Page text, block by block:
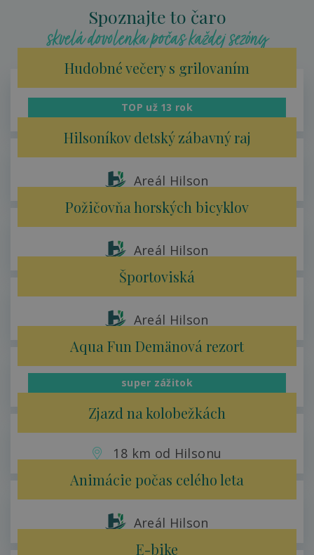
Spoznajte to čaro
skvelá dovolenka počas každej sezóny
Hudobné večery s grilovaním
Areál Hilson
TOP už 13 rok
Hilsoníkov detský zábavný raj
Areál Hilson
Požičovňa horských bicyklov
Areál Hilson
Športoviská
Areál Hilson
Aqua Fun Demänová rezort
50m od Hilsonu
super zážitok
Zjazd na kolobežkách
18 km od Hilsonu
Animácie počas celého leta
Areál Hilson
E-bike